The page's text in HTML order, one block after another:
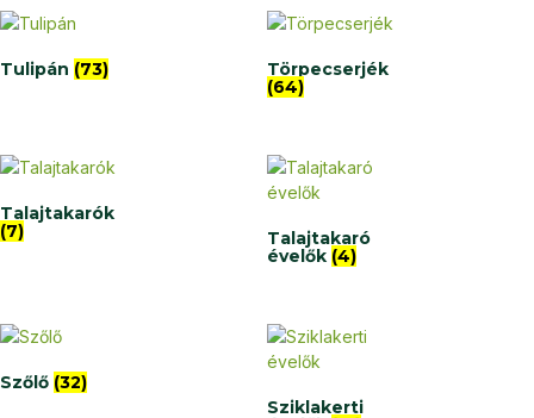
Tulipán (73)
Törpecserjék
(64)
Talajtakarók
(7)
Talajtakaró
évelők (4)
Szőlő (32)
Sziklakerti